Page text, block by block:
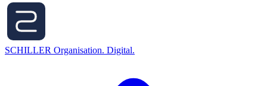
SCHILLER Organisation. Digital.